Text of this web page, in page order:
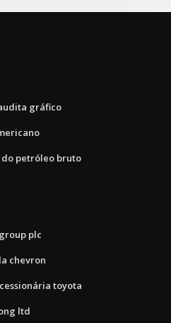
gráfico
do petróleo bruto
plc
chevron
toyota
ltd